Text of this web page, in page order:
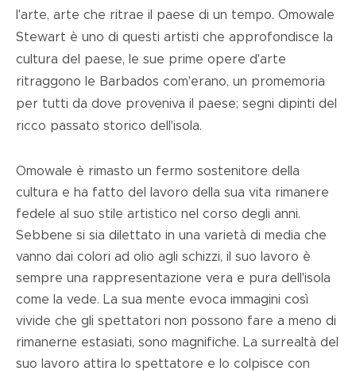
l'arte, arte che ritrae il paese di un tempo. Omowale
Stewart è uno di questi artisti che approfondisce la
cultura del paese, le sue prime opere d'arte
ritraggono le Barbados com'erano, un promemoria
per tutti da dove proveniva il paese; segni dipinti del
ricco passato storico dell'isola.
Omowale è rimasto un fermo sostenitore della
cultura e ha fatto del lavoro della sua vita rimanere
fedele al suo stile artistico nel corso degli anni.
Sebbene si sia dilettato in una varietà di media che
vanno dai colori ad olio agli schizzi, il suo lavoro è
sempre una rappresentazione vera e pura dell'isola
come la vede. La sua mente evoca immagini così
vivide che gli spettatori non possono fare a meno di
rimanerne estasiati, sono magnifiche. La surrealtà del
suo lavoro attira lo spettatore e lo colpisce con